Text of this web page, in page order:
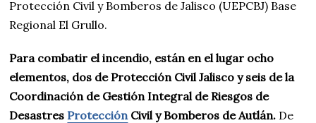
Protección Civil y Bomberos de Jalisco (UEPCBJ) Base
Regional El Grullo.
Para combatir el incendio, están en el lugar ocho
elementos, dos de Protección Civil Jalisco y seis de la
Coordinación de Gestión Integral de Riesgos de
Desastres Protección Civil y Bomberos de Autlán. De